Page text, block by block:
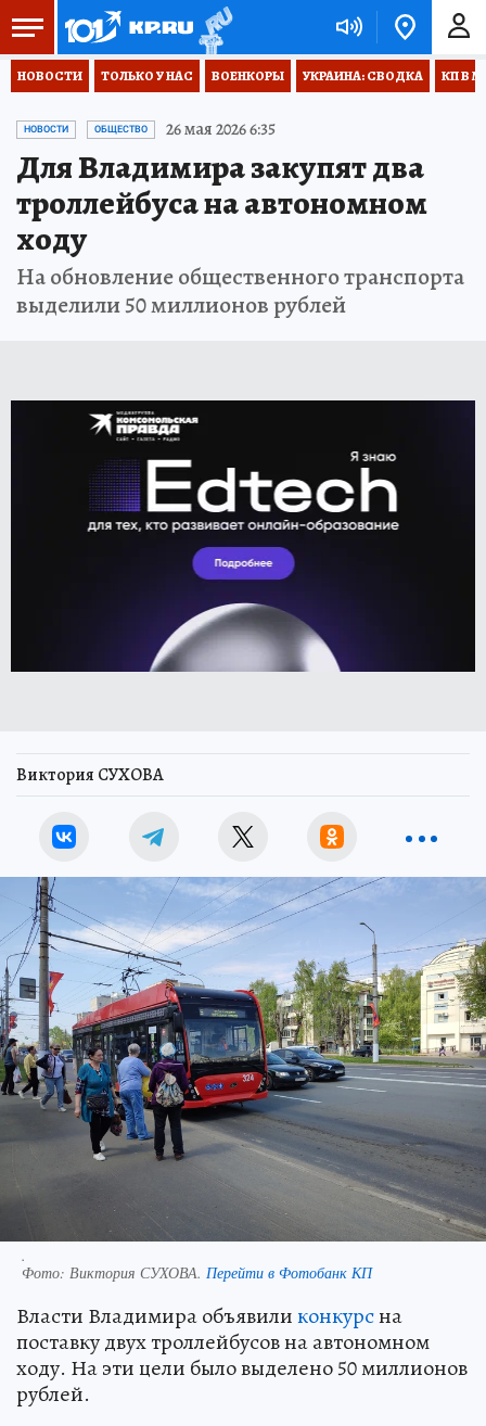
НОВОСТИ ТОЛЬКО У НАС ВОЕНКОРЫ УКРАИНА: СВОДКА КП В
НОВОСТИ ОБЩЕСТВО 26 мая 2026 6:35
Для Владимира закупят два
троллейбуса на автономном
ходу
На обновление общественного транспорта
выделили 50 миллионов рублей
Виктория СУХОВА
.
Фото: Виктория СУХОВА. Перейти в Фотобанк КП
Власти Владимира объявиликонкурсна
поставку двух троллейбусов на автономном
ходу. На эти цели было выделено 50 миллионов
рублей.